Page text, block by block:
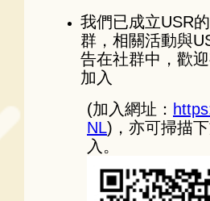
我們已成立USR
群，相關活動與
告在社群中，歡
加入
(加入網址：
NL)，亦可掃描
入。